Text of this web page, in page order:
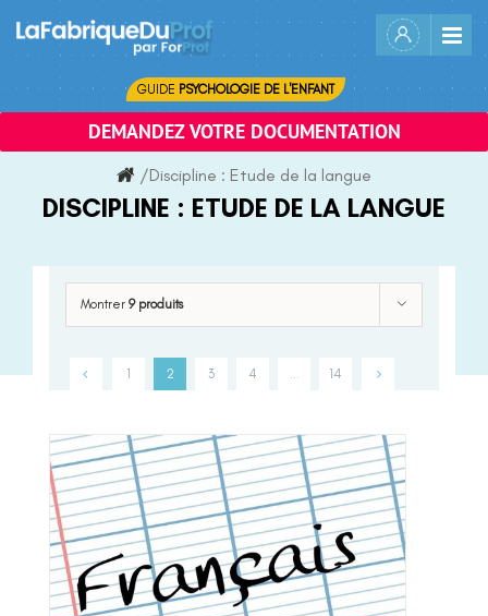
content
GUIDE PSYCHOLOGIE DE L'ENFANT
DEMANDEZ VOTRE DOCUMENTATION
/Discipline : Etude de la langue
DISCIPLINE : ETUDE DE LA LANGUE
Montrer 9 produits
1 2 3 4 14